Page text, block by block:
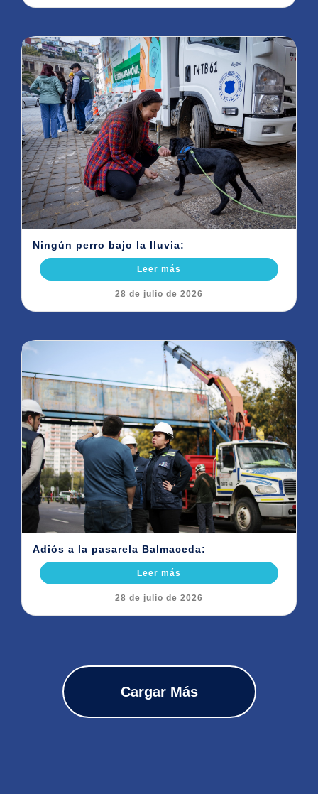
Ningún perro bajo la lluvia:
Leer más
28 de julio de 2026
Adiós a la pasarela Balmaceda:
Leer más
28 de julio de 2026
Cargar Más